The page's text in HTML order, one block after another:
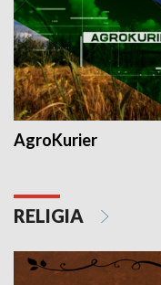
AgroKurier
RELIGIA